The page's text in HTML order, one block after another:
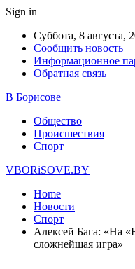
Sign in
Суббота, 8 августа,
Сообщить новость
Информационное
Обратная связь
В Борисове
Общество
Происшествия
Спорт
VBORiSOVE.BY
Home
Новости
Спорт
Алексей Бага: «На
сложнейшая игра»